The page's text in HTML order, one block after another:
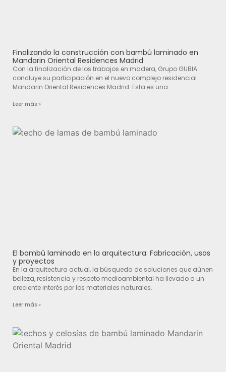
Finalizando la construcción con bambú laminado en
Mandarin Oriental Residences Madrid
Con la finalización de los trabajos en madera, Grupo GUBIA
concluye su participación en el nuevo complejo residencial
Mandarin Oriental Residences Madrid. Esta es una
Leer más »
El bambú laminado en la arquitectura: Fabricación, usos
y proyectos
En la arquitectura actual, la búsqueda de soluciones que aúnen
belleza, resistencia y respeto medioambiental ha llevado a un
creciente interés por los materiales naturales.
Leer más »